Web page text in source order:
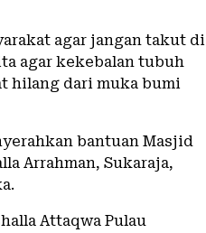
agar jangan takut di
agar kekebalan tubuh
hilang dari muka bumi
bantuan Masjid
Arrahman, Sukaraja,
Attaqwa Pulau